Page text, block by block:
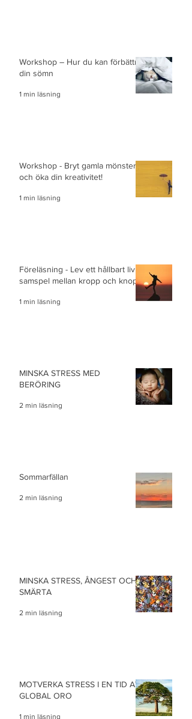
Workshop – Hur du kan förbättra
din sömn
1 min läsning
Workshop - Bryt gamla mönster
och öka din kreativitet!
1 min läsning
Föreläsning - Lev ett hållbart liv i
samspel mellan kropp och knopp
1 min läsning
MINSKA STRESS MED
BERÖRING
2 min läsning
Sommarfällan
2 min läsning
MINSKA STRESS, ÅNGEST OCH
SMÄRTA
2 min läsning
MOTVERKA STRESS I EN TID AV
GLOBAL ORO
1 min läsning